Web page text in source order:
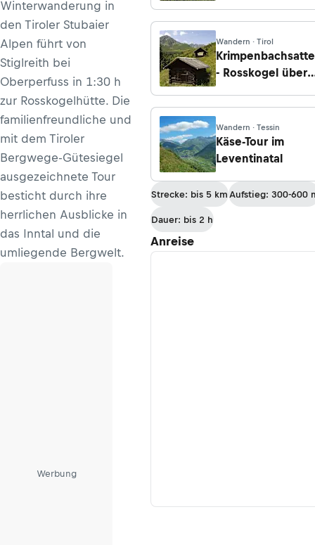
Winterwanderung in
den Tiroler Stubaier
Alpen führt von
Stiglreith bei
Oberperfuss in 1:30 h
zur Rosskogelhütte. Die
familienfreundliche und
mit dem Tiroler
Bergwege-Gütesiegel
ausgezeichnete Tour
besticht durch ihre
herrlichen Ausblicke in
das Inntal und die
umliegende Bergwelt.
Werbung
Wandern · Tirol
- Rosskogel über
Wandern · Tessin
Käse-Tour im
Leventinatal
Strecke: bis 5 km Aufstieg: 300-600
Dauer: bis 2 h
Anreise